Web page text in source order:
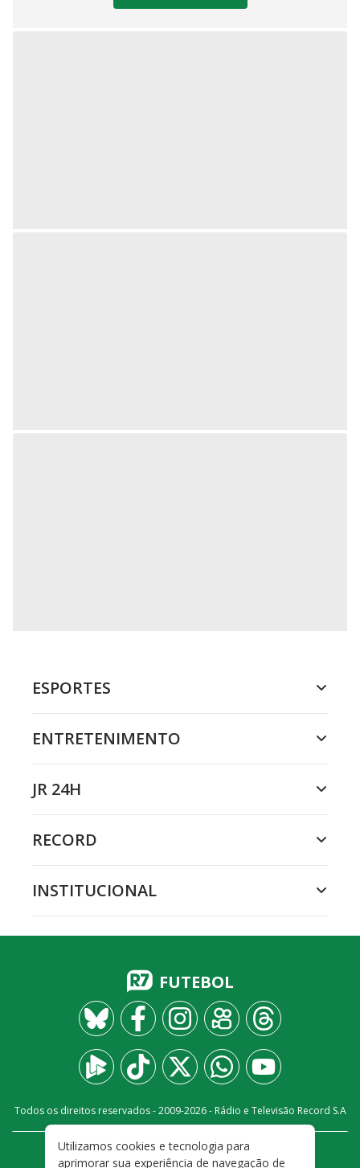
ESPORTES
ENTRETENIMENTO
JR 24H
RECORD
INSTITUCIONAL
FUTEBOL
Todos os direitos reservados - 2009-2026- Rádio e Televisão Record S.A
FALE CONOSCO PRIVACIDADE
Utilizamos cookies e tecnologia para
aprimorar sua experiência de navegação de